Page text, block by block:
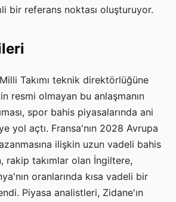
bir referans noktası oluşturuyor.
Takımı teknik direktörlüğüne
resmi olmayan bu anlaşmanın
spor bahis piyasalarında ani
yol açtı. Fransa'nın 2028 Avrupa
ilişkin uzun vadeli bahis
rakip takımlar olan İngiltere,
oranlarında kısa vadeli bir
Piyasa analistleri, Zidane'ın